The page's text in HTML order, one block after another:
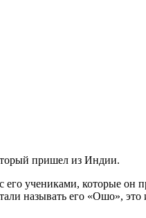
пришел из Индии.
учениками, которые он
называть его «Ошо»,